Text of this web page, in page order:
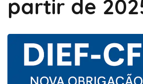
partir de